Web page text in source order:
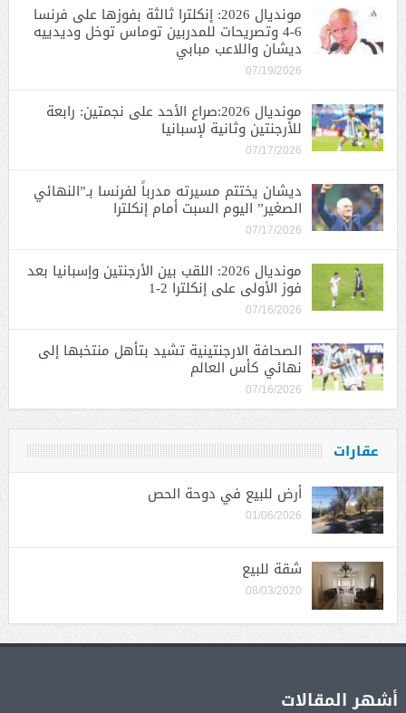
مونديال 2026: إنكلترا ثالثة بفوزها على فرنسا
6-4 وتصريحات للمدربين توماس توخل وديدييه
ديشان واللاعب مبابي
07/19/2026
مونديال 2026:صراع الأحد على نجمتين: رابعة
للأرجنتين وثانية لإسبانيا
07/17/2026
ديشان يختتم مسيرته مدرباً لفرنسا بـ”النهائي
الصغير” اليوم السبت أمام إنكلترا
07/17/2026
مونديال 2026: اللقب بين الأرجنتين وإسبانيا بعد
فوز الأولى على إنكلترا 2-1
07/16/2026
الصحافة الارجنتينية تشيد بتأهل منتخبها إلى
نهائي كأس العالم
07/16/2026
عقارات
أرض للبيع في دوحة الحص
01/06/2026
شقة للبيع
08/03/2020
أشهر المقالات